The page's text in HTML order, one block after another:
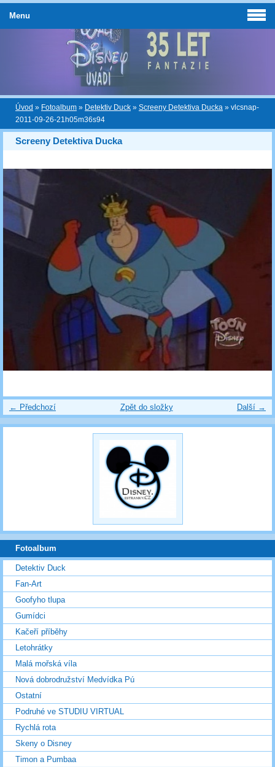
Úvod » Fotoalbum » Detektiv Duck » Screeny Detektiva Ducka » vlcsnap-
2011-09-26-21h05m36s94
Screeny Detektiva Ducka
← Předchozí Další →
Zpět do složky
Menu
Fotoalbum
Detektiv Duck
Fan-Art
Goofyho tlupa
Gumídci
Kačeří příběhy
Letohrátky
Malá mořská víla
Nová dobrodružství Medvídka Pú
Ostatní
Podruhé ve STUDIU VIRTUAL
Rychlá rota
Skeny o Disney
Timon a Pumbaa